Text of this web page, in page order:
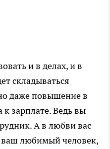
и в делах, и в
складываться
даже повышение в
зарплате. Ведь вы
А в любви вас
ваш любимый человек,